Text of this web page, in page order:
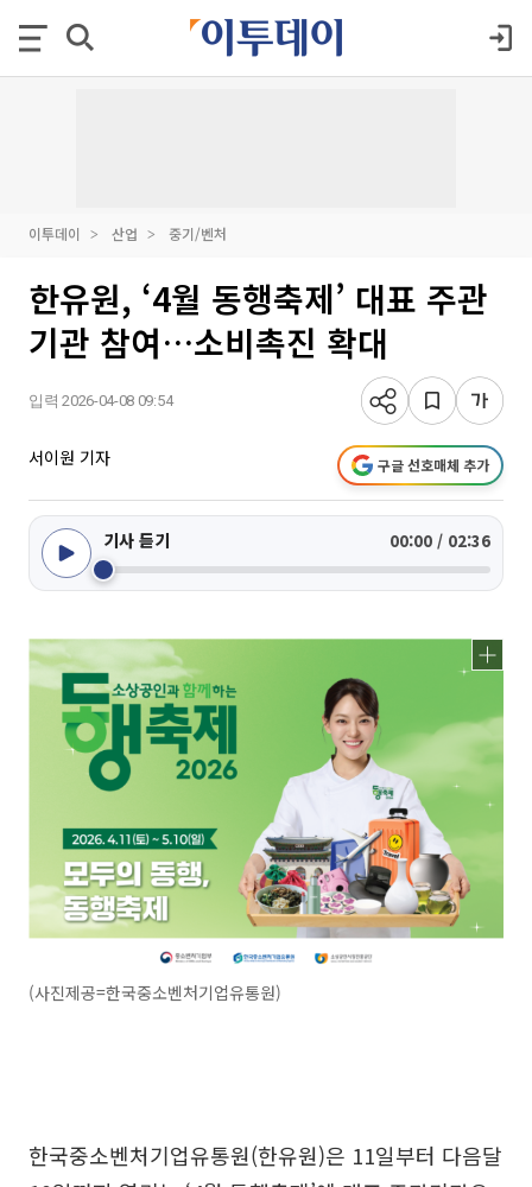
이투데이 산업 중기/벤처
한유원, ‘4월 동행축제’ 대표 주관
기관 참여…소비촉진 확대
입력 2026-04-08 09:54
서이원 기자 구글 선호매체 추가
기사 듣기 00:00 / 02:36
(사진제공=한국중소벤처기업유통원)
한국중소벤처기업유통원(한유원)은 11일부터 다음달